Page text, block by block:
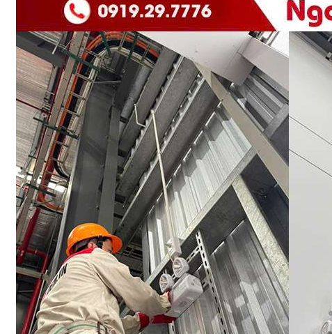
TIN TỨC
Câu hỏi thường gặp
Tư vấn giải pháp
Báo giá & chi phí
Quy định & Pháp lý
Thiết bị & công nghệ mới
DỰ ÁN
LIÊN HỆ